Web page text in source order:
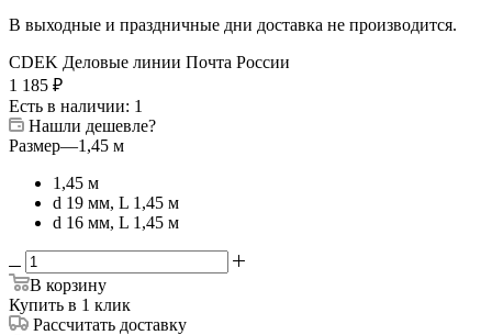
В выходные и праздничные дни доставка не производится.
CDEK Деловые линии Почта России
1 185 ₽
Есть в наличии: 1
Нашли дешевле?
Размер—1,45 м
1,45 м
d 19 мм, L 1,45 м
d 16 мм, L 1,45 м
В корзину
Купить в 1 клик
Рассчитать доставку